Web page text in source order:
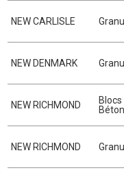
NEW CARLISLE
NEW DENMARK
NEW RICHMOND
NEW RICHMOND